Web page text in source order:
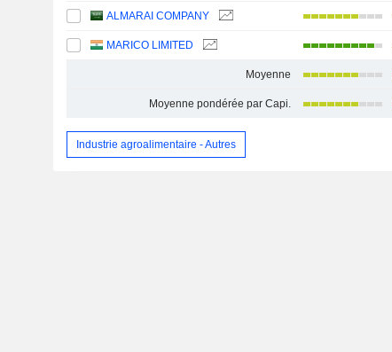
ALMARAI COMPANY
MARICO LIMITED
Moyenne
Moyenne pondérée par Capi.
Industrie agroalimentaire - Autres